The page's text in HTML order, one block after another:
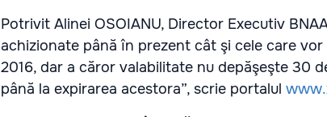
Potrivit Alinei OSOIANU, Director Executiv
achizionate până în prezent cât şi cele care
2016, dar a căror valabilitate nu depăşeşte 30
până la expirarea acestora”, scrie portalul